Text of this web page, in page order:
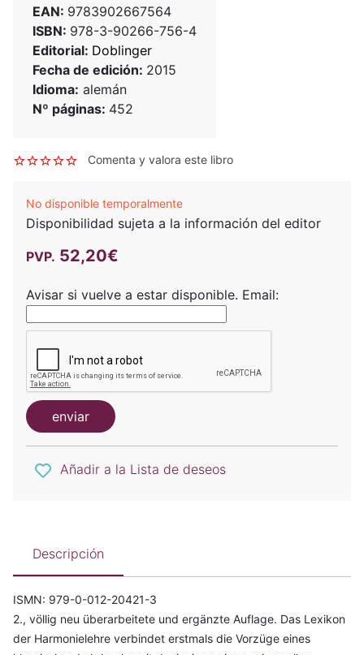
EAN: 9783902667564
ISBN: 978-3-90266-756-4
Editorial: Doblinger
Fecha de edición: 2015
Idioma: alemán
Nº páginas: 452
Comenta y valora este libro
No disponible temporalmente
Disponibilidad sujeta a la información del editor
PVP. 52,20€
Avisar si vuelve a estar disponible. Email:
enviar
Añadir a la Lista de deseos
Descripción
ISMN: 979-0-012-20421-3
2., völlig neu überarbeitete und ergänzte Auflage. Das Lexikon
der Harmonielehre verbindet erstmals die Vorzüge eines